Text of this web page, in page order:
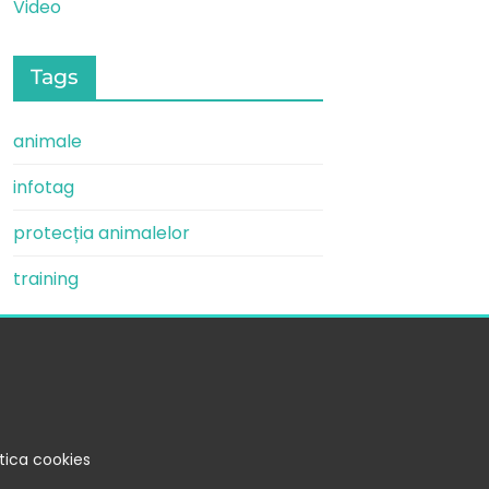
Video
Tags
animale
infotag
protecția animalelor
training
cookies